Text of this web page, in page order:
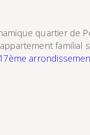
quartier de
familial